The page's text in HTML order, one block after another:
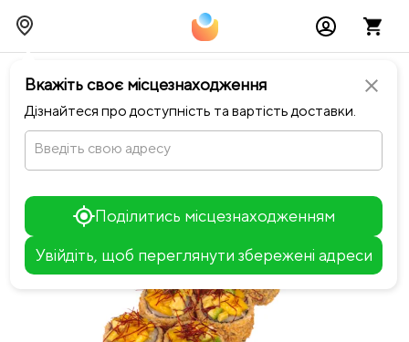
close
Вкажіть своє місцезнаходження
Дізнайтеся про доступність та вартість доставки.
Введіть свою адресу
Поділитись місцезнаходженням
Увійдіть, щоб переглянути збережені адреси
chevron_leftПовернутися до Notino Sushi-Pizza